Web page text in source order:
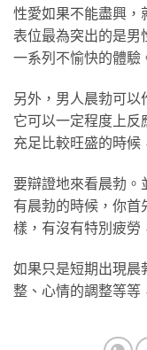
性愛如果不能盡興，
表位最為突出的是男
一系列不愉快的體驗
另外，男人晨勃可以
它可以一定程度上
充足比較旺盛的時候
要辯證地來看晨勃。
有晨勃的時候，你首
樣，有沒有特別疲勞
如果只是短期出現晨
整、心情的調整等等